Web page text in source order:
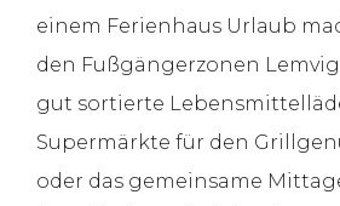
einem Ferienhaus Urlaub
den Fußgängerzonen
gut sortierte
Supermärkte für den
oder das gemeinsame